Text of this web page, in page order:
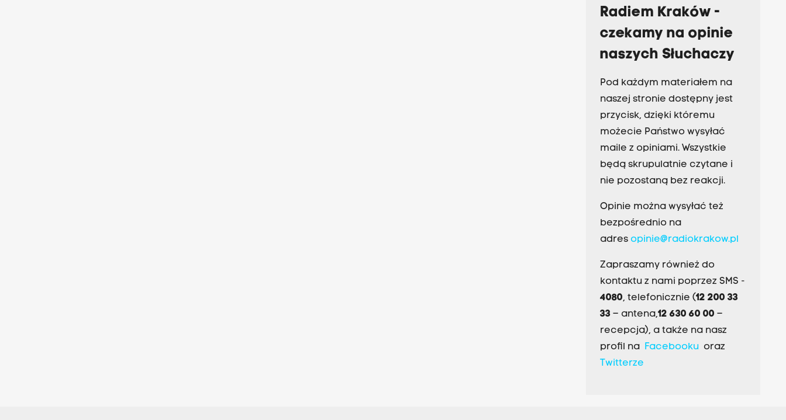
Radiem Kraków -
czekamy na opinie
naszych Słuchaczy
Pod każdym materiałem na
naszej stronie dostępny jest
przycisk, dzięki któremu
możecie Państwo wysyłać
maile z opiniami. Wszystkie
będą skrupulatnie czytane i
nie pozostaną bez reakcji.
Opinie można wysyłać też
bezpośrednio na
adres opinie@radiokrakow.pl
Zapraszamy również do
kontaktu z nami poprzez SMS -
4080, telefonicznie (12 200 33
33– antena,12 630 60 00 –
recepcja), a także na nasz
profil na Facebookuoraz
Twitterze